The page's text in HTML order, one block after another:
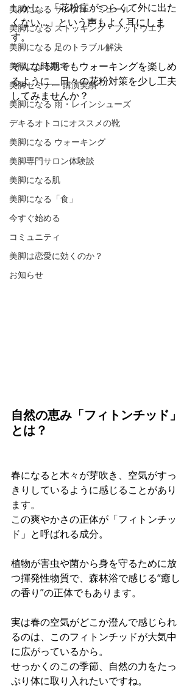
美脚になる サンダル・ミュール
美脚になる ストッキング・フットウエア
美脚になる 足のトラブル解決
美脚になる思考
美脚セミナー 講演実績
美脚になる 雨・レインシューズ
デキるオトコにオススメの靴
美脚になる ウォーキング
美脚専門サロン体験談
美脚になる肌
美脚になる「食」
今すぐ始める
コミュニティ
美脚は恋愛に効くのか？
お知らせ
しかし、「花粉症がつらくて外に出た
くない…」という声もよく耳にしま
す。
そんな時期でもウォーキングを楽しめ
るように、日々の花粉対策を少し工夫
してみませんか？
自然の恵み「フィトンチッド」
とは？
春になると木々が芽吹き、空気がすっ
きりしているように感じることがあり
ます。
この爽やかさの正体が「フィトンチッ
ド」と呼ばれる成分。
植物が害虫や菌から身を守るために放
つ揮発性物質で、森林浴で感じる“癒し
の香り”の正体でもあります。
実は春の空気がどこか澄んで感じられ
るのは、このフィトンチッドが大気中
に広がっているから。
せっかくのこの季節、自然の力をたっ
ぷり体に取り入れたいですね。